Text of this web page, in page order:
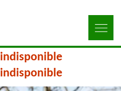
indisponible
indisponible